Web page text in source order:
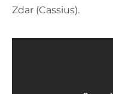
Zdar (Cassius).